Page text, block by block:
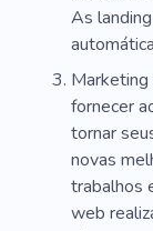
As
Marketing
fornecer
tornar
novas
trabalhos
web